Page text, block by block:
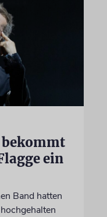
ein
Band hatten